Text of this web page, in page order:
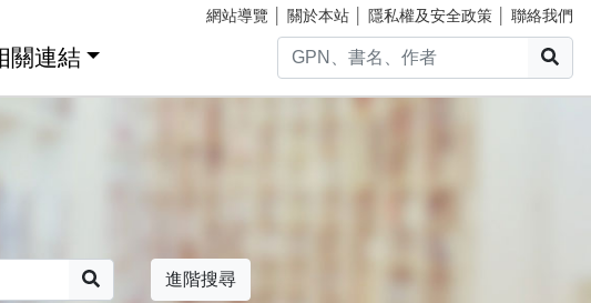
網站導覽 關於本站 隱私權及安全政策 聯絡我們
關連結
進階搜尋